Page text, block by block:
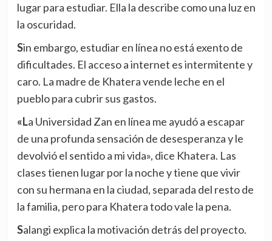
lugar para estudiar. Ella la describe como una luz en
la oscuridad.
Sin embargo, estudiar en línea no está exento de
dificultades. El acceso a internet es intermitente y
caro. La madre de Khatera vende leche en el
pueblo para cubrir sus gastos.
«La Universidad Zan en línea me ayudó a escapar
de una profunda sensación de desesperanza y le
devolvió el sentido a mi vida», dice Khatera. Las
clases tienen lugar por la noche y tiene que vivir
con su hermana en la ciudad, separada del resto de
la familia, pero para Khatera todo vale la pena.
Salangi explica la motivación detrás del proyecto.